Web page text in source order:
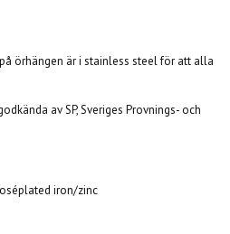
örhängen är i stainless steel för att alla
av SP, Sveriges Provnings- och
iron/zinc